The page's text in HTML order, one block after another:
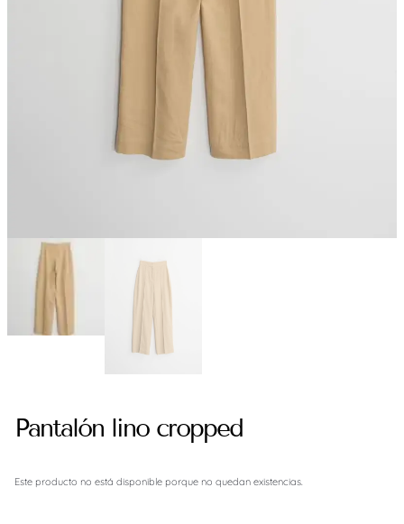
Pantalón lino cropped
Este producto no está disponible porque no quedan existencias.